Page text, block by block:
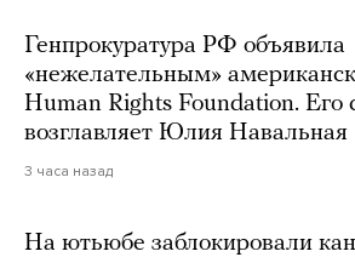
Генпрокуратура РФ объявила
«нежелательным»
Human Rights Foundation. Его
возглавляет Юлия Навальная
3 часа назад
На ютьюбе заблокировали